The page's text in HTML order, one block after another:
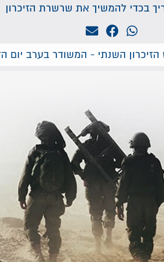
בכדי להמשיך את שרשרת הזיכרון
השנתי - המשודר בערב יום